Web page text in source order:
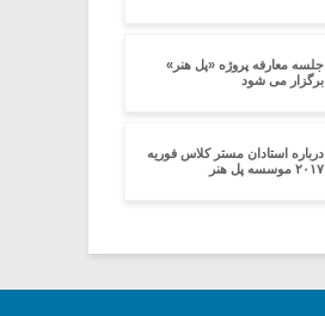
جلسه معارفه پروژه «پل هنر»
برگزار می شود
درباره استادان مستر کلاس فوریه
۲۰۱۷ موسسه پل هنر